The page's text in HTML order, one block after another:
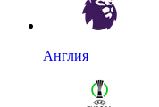
Англия